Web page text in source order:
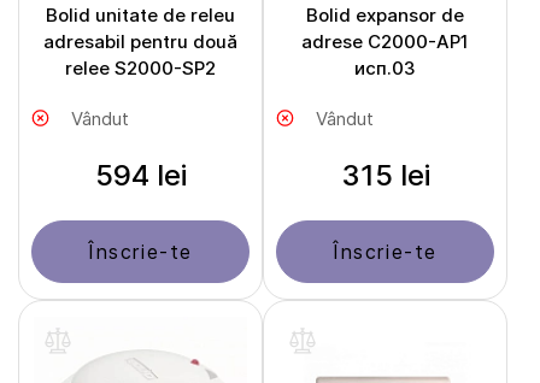
Bolid unitate de releu
adresabil pentru două
relee S2000-SP2
Vândut
594 lei
Înscrie-te
Bolid expansor de
adrese С2000-АР1
исп.03
Vândut
315 lei
Înscrie-te